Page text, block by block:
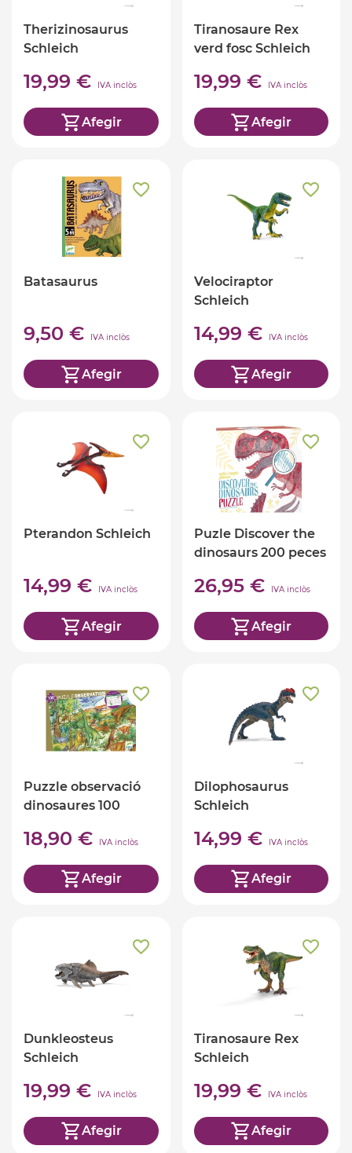
Therizinosaurus
Schleich
19,99 € IVA inclòs
Afegir
Tiranosaure Rex
verd fosc Schleich
19,99 € IVA inclòs
Afegir
Batasaurus
9,50 € IVA inclòs
Afegir
Velociraptor
Schleich
14,99 € IVA inclòs
Afegir
Pterandon Schleich
14,99 € IVA inclòs
Afegir
Puzle Discover the
dinosaurs 200 peces
26,95 € IVA inclòs
Afegir
Puzzle observació
dinosaures 100
18,90 € IVA inclòs
Afegir
Dilophosaurus
Schleich
14,99 € IVA inclòs
Afegir
Dunkleosteus
Schleich
19,99 € IVA inclòs
Afegir
Tiranosaure Rex
Schleich
19,99 € IVA inclòs
Afegir